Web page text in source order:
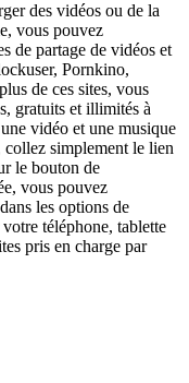
des vidéos ou de la
vous pouvez
de partage de vidéos et
Pornkino,
de ces sites, vous
gratuits et illimités à
vidéo et une musique
collez simplement le lien
le bouton de
vous pouvez
les options de
téléphone, tablette
pris en charge par